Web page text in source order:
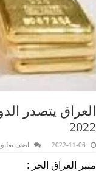
العراق يتصدر
2022
2022-11-06 اضف تعليق
منبر العراق الحر :